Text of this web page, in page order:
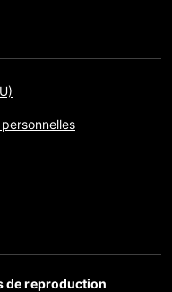
de reproduction